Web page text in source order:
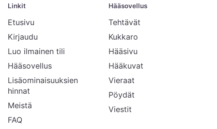
Linkit
Etusivu
Kirjaudu
Luo ilmainen tili
Hääsovellus
Lisäominaisuuksien
hinnat
Meistä
FAQ
Hääsovellus
Tehtävät
Kukkaro
Hääsivu
Hääkuvat
Vieraat
Pöydät
Viestit